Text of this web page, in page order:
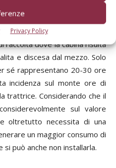
Privacy Policy
del compressore
dell'operatore sul trattore
anche della movimentazione
raccolta dove la cabina risulta
e discesa dal mezzo. Solo
sé rappresentano 20-30 ore
incidenza sul monte ore di
trattrice. Considerando che il
sul valore
oltretutto necessita di una
un maggior consumo di
può anche non installarla.